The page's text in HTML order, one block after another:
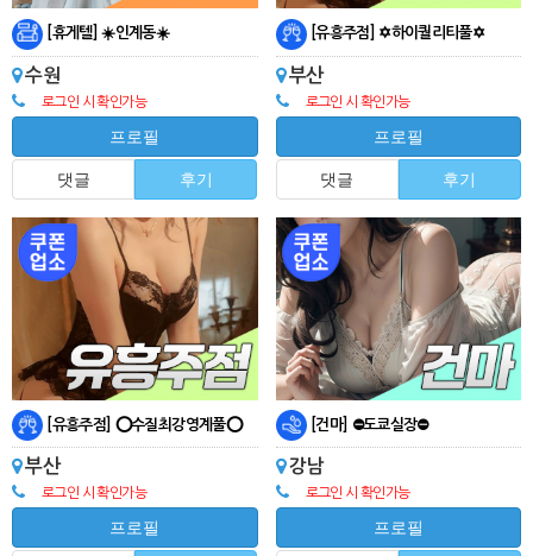
[휴게텔] ☀️인계동☀️
수원
로그인 시 확인가능
프로필
댓글 후기
[유흥주점] ✡️하이퀄리티풀✡️
부산
로그인 시 확인가능
프로필
댓글 후기
[유흥주점] ⭕수질최강영계풀⭕
부산
로그인 시 확인가능
프로필
[건마] ⛔도쿄실장⛔
강남
로그인 시 확인가능
프로필